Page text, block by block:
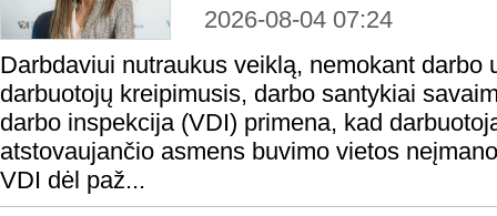
2026-08-04 07:24
Darbdaviui nutraukus veiklą, nemokant darbo
darbuotojų kreipimusis, darbo santykiai
darbo inspekcija (VDI) primena, kad
atstovaujančio asmens buvimo vietos
VDI dėl paž...